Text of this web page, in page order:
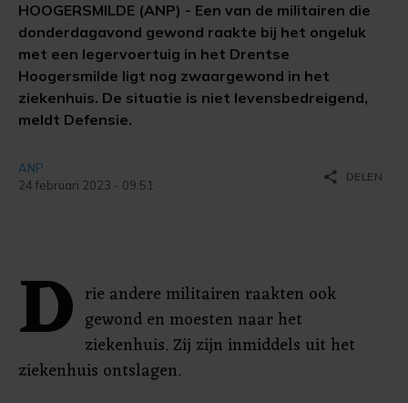
HOOGERSMILDE (ANP) - Een van de militairen die
donderdagavond gewond raakte bij het ongeluk
met een legervoertuig in het Drentse
Hoogersmilde ligt nog zwaargewond in het
ziekenhuis. De situatie is niet levensbedreigend,
meldt Defensie.
ANP
24 februari 2023 - 09:51
share DELEN
D rie andere militairen raakten ook
gewond en moesten naar het
ziekenhuis. Zij zijn inmiddels uit het
ziekenhuis ontslagen.